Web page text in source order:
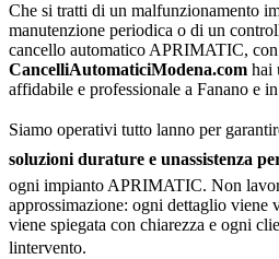
Che si tratti di un malfunzionamento
manutenzione periodica o di un
cancello automatico APRIMATIC, con
CancelliAutomaticiModena.com hai
affidabile e professionale a Fanano e
Siamo operativi tutto lanno per
soluzioni durature e unassistenza
ogni impianto APRIMATIC. Non
approssimazione: ogni dettaglio viene
viene spiegata con chiarezza e ogni
lintervento.